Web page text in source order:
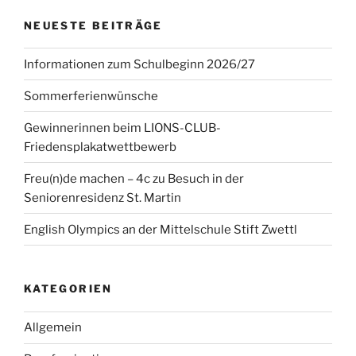
NEUESTE BEITRÄGE
Informationen zum Schulbeginn 2026/27
Sommerferienwünsche
Gewinnerinnen beim LIONS-CLUB-
Friedensplakatwettbewerb
Freu(n)de machen – 4c zu Besuch in der
Seniorenresidenz St. Martin
English Olympics an der Mittelschule Stift Zwettl
KATEGORIEN
Allgemein